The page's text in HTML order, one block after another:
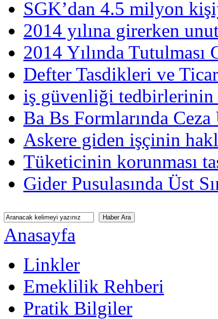
SGK’dan 4.5 milyon
2014 yılına girerken
2014 Yılında Tutulması
Defter Tasdikleri ve
iş güvenliği tedbirlerinin
Ba Bs Formlarında Ceza
Askere giden işçinin
Tüketicinin korunması
Gider Pusulasında Üst
Anasayfa
Linkler
Emeklilik Rehberi
Pratik Bilgiler